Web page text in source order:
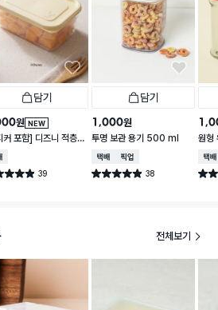
담기
NEW
원
커 포함] 디즈니 적층
한 말랑핏 600 ml 아
송
점 39
건 작성
담기
1,000원
투명 보관 용기 500 ml
택배배송매장픽업
별점 4.9점 38
건 작성
원형
2개
택배
별점
전체보기